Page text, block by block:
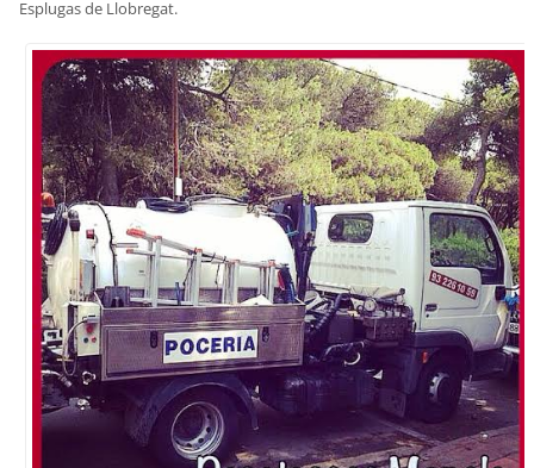
Esplugas de Llobregat.